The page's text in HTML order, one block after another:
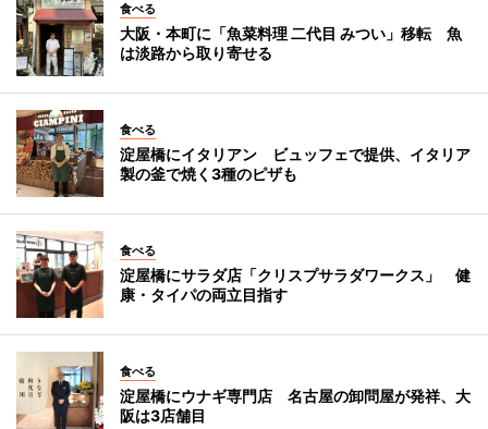
食べる
大阪・本町に「魚菜料理 二代目 みつい」移転 魚
は淡路から取り寄せる
食べる
淀屋橋にイタリアン ビュッフェで提供、イタリア
製の釜で焼く3種のピザも
食べる
淀屋橋にサラダ店「クリスプサラダワークス」 健
康・タイパの両立目指す
食べる
淀屋橋にウナギ専門店 名古屋の卸問屋が発祥、大
阪は3店舗目